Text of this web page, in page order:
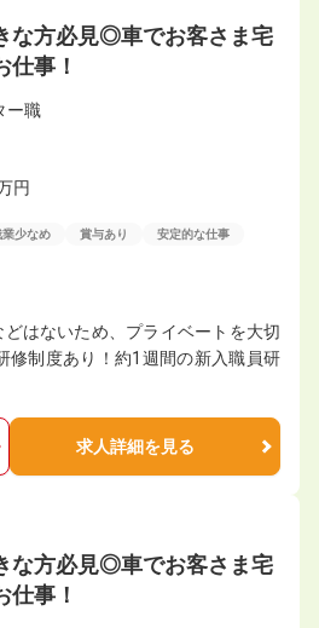
な方必見◎車でお客さま宅
仕事！
ー職
円
業少なめ 賞与あり 安定的な仕事
どはないため、プライベートを大切
修制度あり！約1週間の新入職員研
求人詳細を見る
な方必見◎車でお客さま宅
仕事！